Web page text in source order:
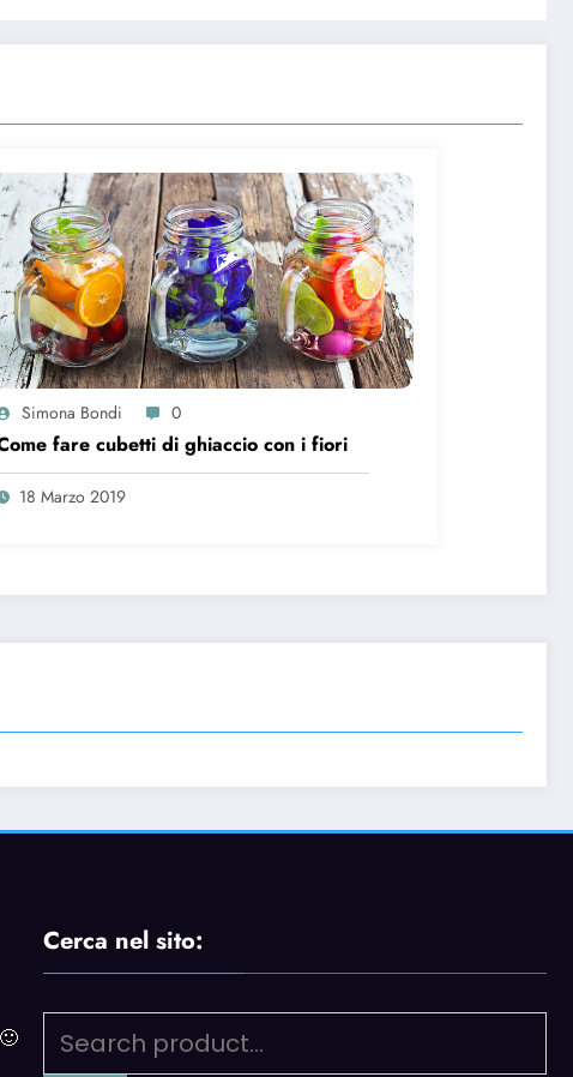
Simona Bondi 0
fare cubetti di ghiaccio con i fiori
18 Marzo 2019
Cerca nel sito: